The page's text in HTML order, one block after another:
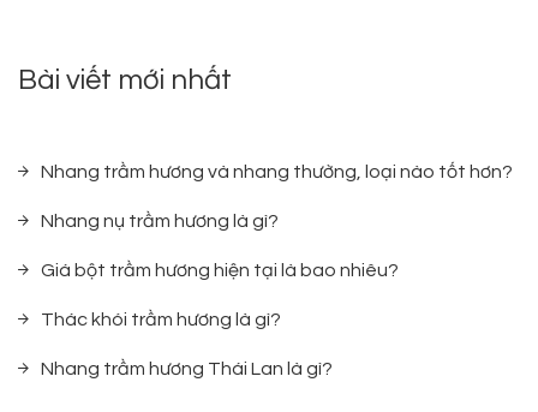
Bài viết mới nhất
Nhang trầm hương và nhang thường, loại nào tốt hơn?
Nhang nụ trầm hương là gì?
Giá bột trầm hương hiện tại là bao nhiêu?
Thác khói trầm hương là gì?
Nhang trầm hương Thái Lan là gì?